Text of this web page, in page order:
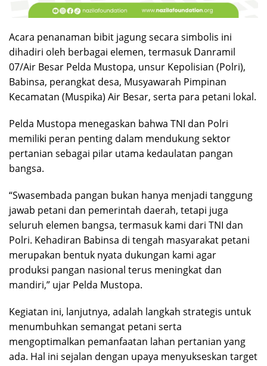
Acara penanaman bibit jagung secara simbolis ini
dihadiri oleh berbagai elemen, termasuk Danramil
07/Air Besar Pelda Mustopa, unsur Kepolisian (Polri),
Babinsa, perangkat desa, Musyawarah Pimpinan
Kecamatan (Muspika) Air Besar, serta para petani lokal.
Pelda Mustopa menegaskan bahwa TNI dan Polri
memiliki peran penting dalam mendukung sektor
pertanian sebagai pilar utama kedaulatan pangan
bangsa.
“Swasembada pangan bukan hanya menjadi tanggung
jawab petani dan pemerintah daerah, tetapi juga
seluruh elemen bangsa, termasuk kami dari TNI dan
Polri. Kehadiran Babinsa di tengah masyarakat petani
merupakan bentuk nyata dukungan kami agar
produksi pangan nasional terus meningkat dan
mandiri,” ujar Pelda Mustopa.
Kegiatan ini, lanjutnya, adalah langkah strategis untuk
menumbuhkan semangat petani serta
mengoptimalkan pemanfaatan lahan pertanian yang
ada. Hal ini sejalan dengan upaya menyukseskan target